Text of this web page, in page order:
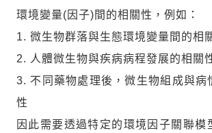
環境變量(因子)間的相關性，例如：
1. 微生物群落與生態環境變量間的相
2. 人體微生物與疾病病程發展的相關
3. 不同藥物處理後，微生物組成與病
性
因此需要透過特定的環境因子關聯模